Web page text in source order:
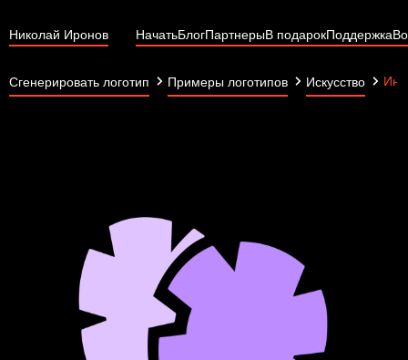
Николай Иронов НачатьБлогПартнерыВ подарокПоддержка
Сгенерировать логотип Примеры логотипов Искусство